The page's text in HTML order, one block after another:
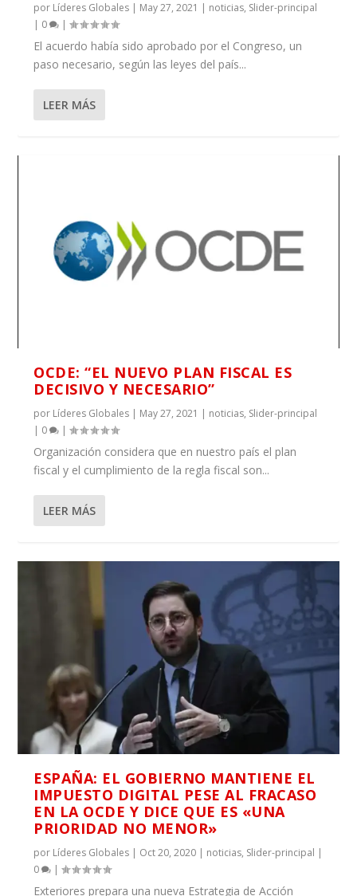
por Líderes Globales | May 27, 2021 | noticias, Slider-principal
| 0 |
El acuerdo había sido aprobado por el Congreso, un
paso necesario, según las leyes del país...
LEER MÁS
OCDE: “EL NUEVO PLAN FISCAL ES
DECISIVO Y NECESARIO”
por Líderes Globales | May 27, 2021 | noticias, Slider-principal
| 0 |
Organización considera que en nuestro país el plan
fiscal y el cumplimiento de la regla fiscal son...
LEER MÁS
ESPAÑA: EL GOBIERNO MANTIENE EL
IMPUESTO DIGITAL PESE AL FRACASO
EN LA OCDE Y DICE QUE ES «UNA
PRIORIDAD NO MENOR»
por Líderes Globales | Oct 20, 2020 | noticias, Slider-principal |
0
|
Exteriores prepara una nueva Estrategia de Acción